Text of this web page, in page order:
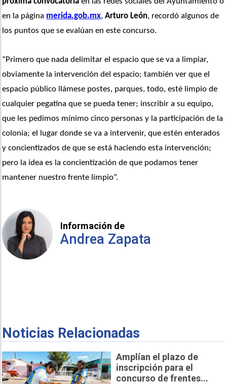
en la página merida.gob.mx, Arturo León, recordó algunos de
los puntos que se evalúan en este concurso.
“Primero que nada delimitar el espacio que se va a limpiar,
obviamente la intervención del espacio; también ver que el
espacio público llámese postes, parques, todo, esté limpio de
cualquier pegatina que se pueda tener; inscribir a su equipo,
que les pedimos mínimo cinco personas y la participación de la
colonia; el lugar donde se va a intervenir, que estén enterados
y concientizados de que se está haciendo esta intervención;
pero la idea es la concientización de que podamos tener
mantener nuestro frente limpio”.
Información de
Andrea Zapata
Noticias Relacionadas
Amplían el plazo de
inscripción para el
concurso de frentes...